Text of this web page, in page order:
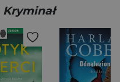
Kryminał